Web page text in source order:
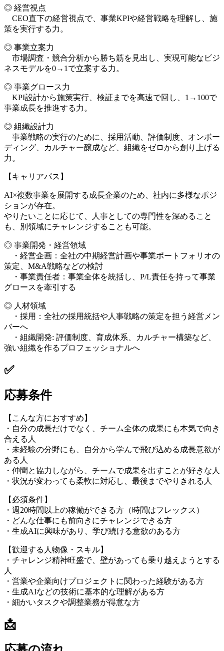
◎ 経営視点
CEO直下の経営視点で、事業KPIや経営戦略を理解し、施
策を実行する力。
◎ 事業立案力
市場調査・競合分析から勝ち筋を見出し、実現可能なビジ
ネスモデルを0→1で立案する力。
◎ 事業グロース力
KPI設計から施策実行、検証までを高速で回し、1→100で
事業成長を推進する力。
◎ 組織設計力
事業戦略の実行のために、採用活動、評価制度、オンボー
ディング、カルチャー醸成など、組織をゼロから創り上げる
力。
【キャリアパス】
AI×複数事業を展開する成長企業のため、社内に多様なポジ
ションが存在。
やりたいことに応じて、人事としての専門性を深めること
も、別領域にチャレンジすることも可能。
◎ 事業開発・経営領域
・経営企画：全社の中期経営計画や事業ポートフォリオの
策定、M&A戦略などの検討
・事業責任者：事業全体を統括し、P/L責任を持って事業
グロースを牽引する
◎ 人材領域
・採用：全社の採用統括や人事戦略の策定を担う経営メン
バーへ
・組織開発: 評価制度、育成体系、カルチャー構築など、
強い組織を作るプロフェッショナルへ
✅
応募条件
【こんな方におすすめ】
・自分の成長だけでなく、チーム全体の成果にも本気で向き
合える人
・未経験の分野にも、自分から学んで飛び込める成長意欲が
ある人
・仲間と協力しながら、チームで成果を出すことが好きな人
・状況が変わっても柔軟に対応し、最後までやりきれる人
【必須条件】
・週20時間以上の稼働ができる方（時間はフレックス）
・どんな仕事にも前向きにチャレンジできる方
・生成AIに興味があり、学び続ける意欲のある方
【歓迎する人物像・スキル】
・チャレンジ精神旺盛で、壁があっても乗り越えようとする
人
・営業や企業向けプロジェクトに関わった経験がある方
・生成AIなどの技術に基本的な理解がある方
・細かいタスクや調整業務が得意な方
📩